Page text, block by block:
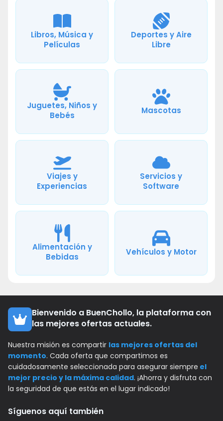
Libros, Música y
Películas
Deportes y Aire
Libre
Juguetes, Niños y
Bebés
Mascotas
Viajes y
Experiencias
Servicios y
Software
Alimentación y
Bebidas
Vehículos y Motor
Bienvenido a BuenChollo, la plataforma con
las mejores ofertas actuales.
Nuestra misión es compartir las mejores ofertas del
momento. Cada oferta que compartimos es
cuidadosamente seleccionada para asegurar siempre el
mejor precio y la máxima calidad. ¡Ahorra y disfruta con
la seguridad de que estás en el lugar indicado!
Síguenos aquí también